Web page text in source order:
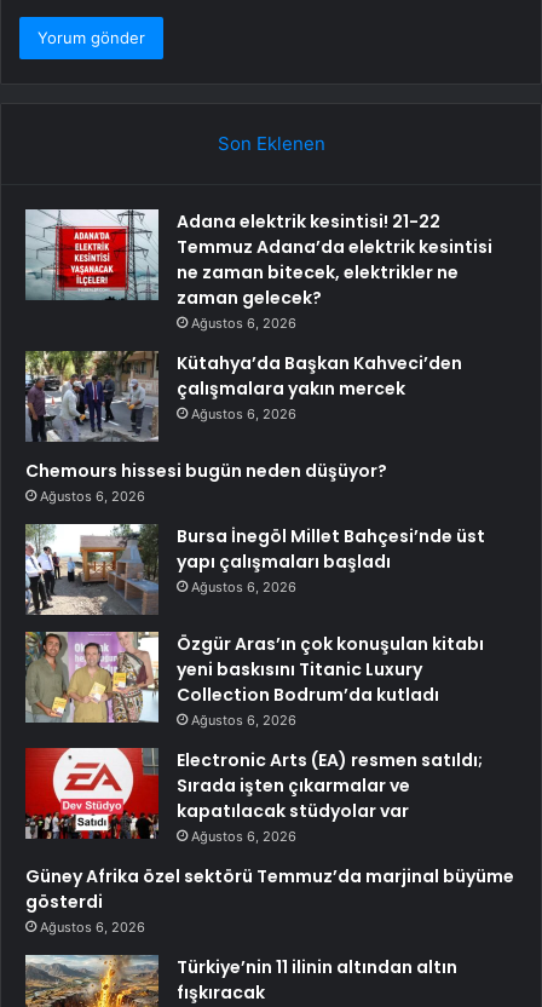
Son Eklenen
Adana elektrik kesintisi! 21-22
Temmuz Adana’da elektrik kesintisi
ne zaman bitecek, elektrikler ne
zaman gelecek?
Ağustos 6, 2026
Kütahya’da Başkan Kahveci’den
çalışmalara yakın mercek
Ağustos 6, 2026
Chemours hissesi bugün neden düşüyor?
Ağustos 6, 2026
Bursa İnegöl Millet Bahçesi’nde üst
yapı çalışmaları başladı
Ağustos 6, 2026
Özgür Aras’ın çok konuşulan kitabı
yeni baskısını Titanic Luxury
Collection Bodrum’da kutladı
Ağustos 6, 2026
Electronic Arts (EA) resmen satıldı;
Sırada işten çıkarmalar ve
kapatılacak stüdyolar var
Ağustos 6, 2026
Güney Afrika özel sektörü Temmuz’da marjinal büyüme
gösterdi
Ağustos 6, 2026
Türkiye’nin 11 ilinin altından altın
fışkıracak